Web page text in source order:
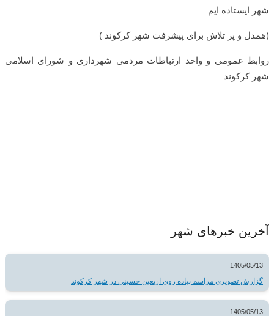
شهر ایستاده ایم
(همدل و پر تلاش برای پیشرفت شهر کرکوند )
روابط عمومی و واحد ارتباطات مردمی شهرداری و شورای اسلامی
شهر کرکوند
آخرین خبرهای شهر
1405/05/13
گزارش تصویری مراسم پیاده روی اربعین حسینی در شهر کرکوند
1405/05/13